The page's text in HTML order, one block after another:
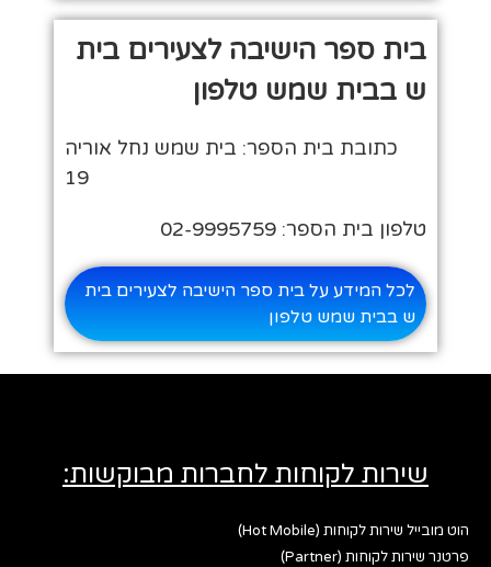
בית ספר הישיבה לצעירים בית
ש בבית שמש טלפון
כתובת בית הספר: בית שמש נחל אוריה
19
טלפון בית הספר: 02-9995759
לכל המידע על בית ספר הישיבה לצעירים בית
ש בבית שמש טלפון
שירות לקוחות לחברות מבוקשות:
הוט מובייל שירות לקוחות (Hot Mobile)
פרטנר שירות לקוחות (Partner)